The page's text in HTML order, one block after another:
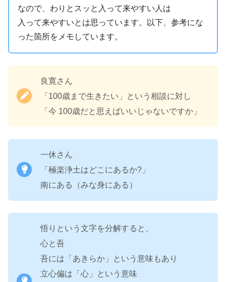
なので、わりとスッと入って来やすい人は
入って来やすいとは思っています。以下、参考にな
った箇所をメモしています。
良寛さん
「100歳まで生きたい」という相談に対し
「今 100歳だと思えばいいじゃないですか」
一休さん
「極楽浄土はどこにあるか?」
南にある（みな身にある）
悟りという文字を分解すると、
心と吾
吾には「あきらか」という意味もあり
立心偏は「心」という意味